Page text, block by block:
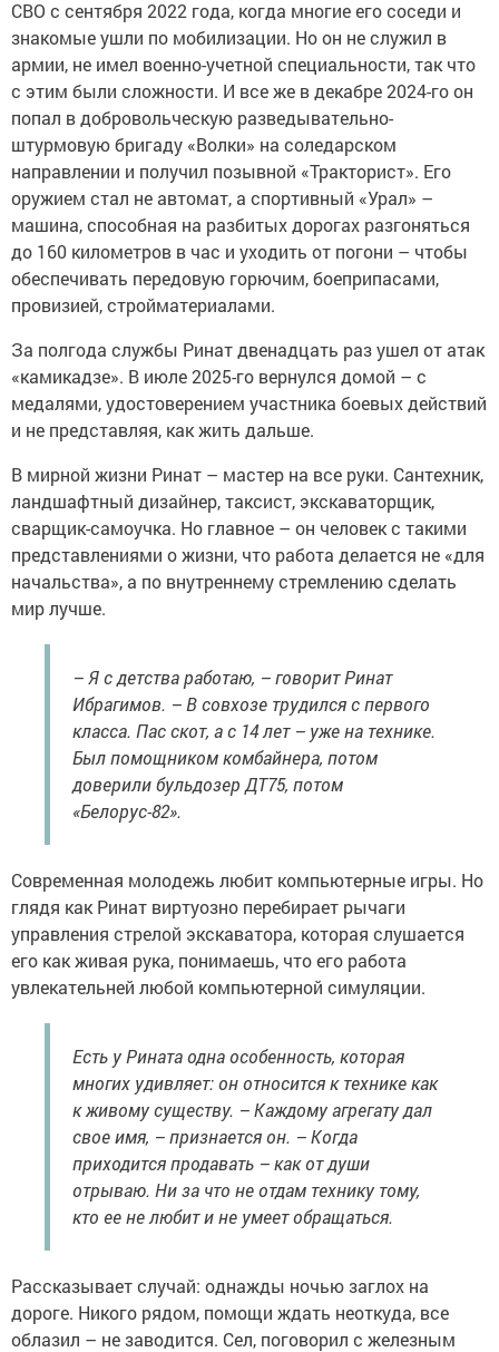
СВО с сентября 2022 года, когда многие его соседи и
знакомые ушли по мобилизации. Но он не служил в
армии, не имел военно-учетной специальности, так что
с этим были сложности. И все же в декабре 2024-го он
попал в добровольческую разведывательно-
штурмовую бригаду «Волки» на соледарском
направлении и получил позывной «Тракторист». Его
оружием стал не автомат, а спортивный «Урал» –
машина, способная на разбитых дорогах разгоняться
до 160 километров в час и уходить от погони – чтобы
обеспечивать передовую горючим, боеприпасами,
провизией, стройматериалами.
За полгода службы Ринат двенадцать раз ушел от атак
«камикадзе». В июле 2025-го вернулся домой – с
медалями, удостоверением участника боевых действий
и не представляя, как жить дальше.
В мирной жизни Ринат – мастер на все руки. Сантехник,
ландшафтный дизайнер, таксист, экскаваторщик,
сварщик-самоучка. Но главное – он человек с такими
представлениями о жизни, что работа делается не «для
начальства», а по внутреннему стремлению сделать
мир лучше.
– Я с детства работаю, – говорит Ринат
Ибрагимов. – В совхозе трудился с первого
класса. Пас скот, а с 14 лет – уже на технике.
Был помощником комбайнера, потом
доверили бульдозер ДТ75, потом
«Белорус-82».
Современная молодежь любит компьютерные игры. Но
глядя как Ринат виртуозно перебирает рычаги
управления стрелой экскаватора, которая слушается
его как живая рука, понимаешь, что его работа
увлекательней любой компьютерной симуляции.
Есть у Рината одна особенность, которая
многих удивляет: он относится к технике как
к живому существу. – Каждому агрегату дал
свое имя, – признается он. – Когда
приходится продавать – как от души
отрываю. Ни за что не отдам технику тому,
кто ее не любит и не умеет обращаться.
Рассказывает случай: однажды ночью заглох на
дороге. Никого рядом, помощи ждать неоткуда, все
облазил – не заводится. Сел, поговорил с железным